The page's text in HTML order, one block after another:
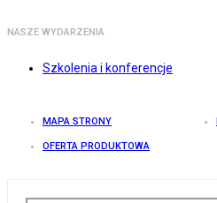
NASZE WYDARZENIA
Szkolenia i konferencje
MAPA STRONY
OFERTA PRODUKTOWA